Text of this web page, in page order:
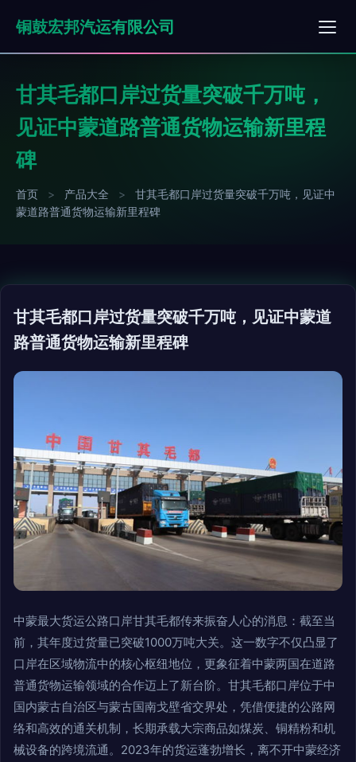
铜鼓宏邦汽运有限公司
甘其毛都口岸过货量突破千万吨，
见证中蒙道路普通货物运输新里程
碑
首页 > 产品大全 >
甘其毛都口岸过货量突破千万吨，见证中
蒙道路普通货物运输新里程碑
甘其毛都口岸过货量突破千万吨，见证中蒙道
路普通货物运输新里程碑
中蒙最大货运公路口岸甘其毛都传来振奋人心的消息：截至当
前，其年度过货量已突破1000万吨大关。这一数字不仅凸显了
口岸在区域物流中的核心枢纽地位，更象征着中蒙两国在道路
普通货物运输领域的合作迈上了新台阶。甘其毛都口岸位于中
国内蒙古自治区与蒙古国南戈壁省交界处，凭借便捷的公路网
络和高效的通关机制，长期承载大宗商品如煤炭、铜精粉和机
械设备的跨境流通。2023年的货运蓬勃增长，离不开中蒙经济